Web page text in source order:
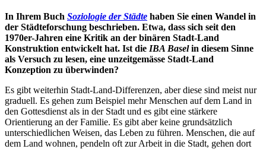
In Ihrem Buch Soziologie der Städte haben Sie einen Wandel in
der Städteforschung beschrieben. Etwa, dass sich seit den
1970er-Jahren eine Kritik an der binären Stadt-Land
Konstruktion entwickelt hat. Ist die IBA Baselin diesem Sinne
als Versuch zu lesen, eine unzeitgemässe Stadt-Land
Konzeption zu überwinden?
Es gibt weiterhin Stadt-Land-Differenzen, aber diese sind meist nur
graduell. Es gehen zum Beispiel mehr Menschen auf dem Land in
den Gottesdienst als in der Stadt und es gibt eine stärkere
Orientierung an der Familie. Es gibt aber keine grundsätzlich
unterschiedlichen Weisen, das Leben zu führen. Menschen, die auf
dem Land wohnen, pendeln oft zur Arbeit in die Stadt, gehen dort